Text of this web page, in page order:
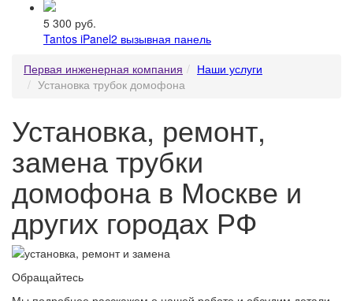
5 300 руб.
Tantos iPanel2 вызывная панель
Первая инженерная компания
Наши услуги
Установка трубок домофона
Установка, ремонт,
замена трубки
домофона в Москве и
других городах РФ
Обращайтесь